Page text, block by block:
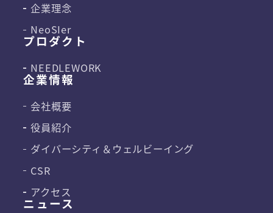
ニュース
企業理念
NeoSIer
プロダクト
NEEDLEWORK
企業情報
会社概要
役員紹介
ダイバーシティ＆ ウェルビーイング
CSR
アクセス